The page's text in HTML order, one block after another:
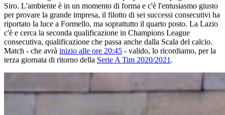
Siro. L'ambiente è in un momento di forma e c'è l'entusiasmo giusto
per provare la grande impresa, il filotto di sei successi consecutivi ha
riportato la luce a Formello, ma soprattutto il quarto posto. La Lazio
c'è e cerca la seconda qualificazione in Champions League
consecutiva, qualificazione che passa anche dalla Scala del calcio.
Match - che avrà inizio alle ore 20:45 - valido, lo ricordiamo, per la
terza giornata di ritorno della Serie A Tim 2020/2021 .